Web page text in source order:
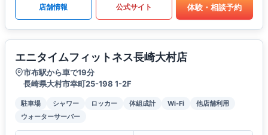
店舗情報 公式サイト 体験・相談予約
エニタイムフィットネス長崎大村店
市布駅から車で19分
長崎県大村市幸町25-198 1-2F
駐車場 シャワー ロッカー 体組成計 Wi-Fi
他店舗利用
ウォーターサーバー